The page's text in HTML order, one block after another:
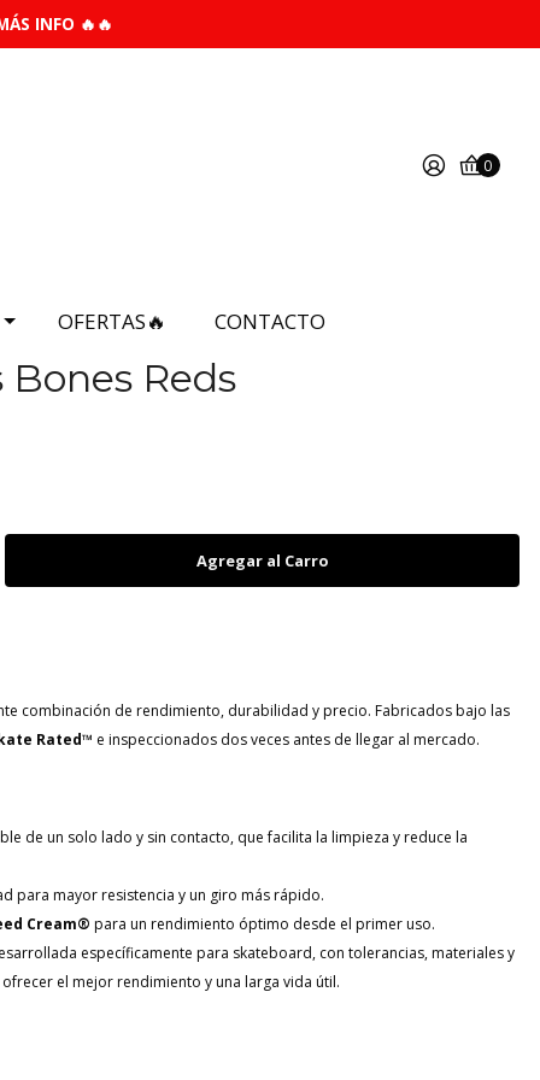
INFO 🔥🔥
0
OFERTAS🔥 CONTACTO
Reds
combinación de rendimiento, durabilidad y precio. Fabricados bajo las
Rated™ e inspeccionados dos veces antes de llegar al mercado.
de un solo lado y sin contacto, que facilita la limpieza y reduce la
para mayor resistencia y un giro más rápido.
Cream® para un rendimiento óptimo desde el primer uso.
específicamente para skateboard, con tolerancias, materiales y
el mejor rendimiento y una larga vida útil.